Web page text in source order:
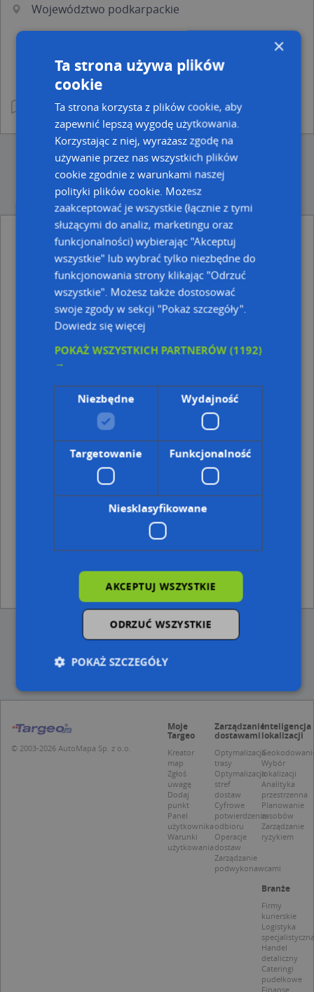
Województwo podkarpackie
Adresy w pobliżu
Przemyśl, Mogilnickiego Jana, ks. 15, Ulica (37-700)
Przemyśl, 6 Pomorskiej Dywizji Piechoty 7, Ulica (37-700)
(→ 98 m)
Przemyśl, Mogilnickiego Jana, ks. 46, Ulica (37-700)
Przemyśl, Mogilnickiego Jana, ks. 44, Ulica (37-700) (→ 146
Przemyśl, Lwowska 54a, Ulica (37-700) (→ 216 m)
Przemyśl, Lwowska 44a, Ulica (37-700) (→ 223 m)
Przemyśl, Lwowska 44, Ulica (37-700)
(→ 229 m)
Przemyśl, Lwowska 54, Ulica (37-700)
(→ 231 m)
Przemyśl, Lwowska 50, Ulica (37-700) (→ 235 m)
Przemyśl, Lwowska 58, Ulica (37-700) (→ 243 m)
Ulice w pobliżu
Przemyśl, Orna, Ulica (37-700)
Przemyśl, Nowa, Ulica (37-700)
Najbliższe obszary kodów pocztowych
Kod pocztowy 37-700
© 2003-2026 AutoMapa Sp. z o.o.
Moje
Targeo
Kreator
map
Zgłoś
uwagę
Dodaj
punkt
Panel
użytkownika
Warunki
użytkowania
Zarządzanie
dostawami
Optymalizacja
trasy
Optymalizacja
stref
dostaw
Cyfrowe
potwierdzenie
odbioru
Operacje
dostaw
Zarządzanie
podwykonawcami
Inteligencja
lokalizacji
Wybór
lokalizacji
Analityka
przestrzenna
Planowanie
zasobów
Zarządzanie
ryzykiem
Branże
Firmy
kurierskie
Logistyka
specjalistyczna
Handel
detaliczny
Cateringi
pudełkowe
Finanse
×
Ta strona używa plików
cookie
Ta strona korzysta z plików cookie, aby
zapewnić lepszą wygodę użytkowania.
Korzystając z niej, wyrażasz zgodę na
używanie przez nas wszystkich plików
cookie zgodnie z warunkami naszej
polityki plików cookie. Możesz
zaakceptować je wszystkie (łącznie z tymi
służącymi do analiz, marketingu oraz
funkcjonalności) wybierając "Akceptuj
wszystkie" lub wybrać tylko niezbędne do
funkcjonowania strony klikając "Odrzuć
wszystkie". Możesz także dostosować
swoje zgody w sekcji "Pokaż szczegóły".
Dowiedz się więcej
POKAŻ WSZYSTKICH PARTNERÓW(1192)
→
Niezbędne Wydajność
Targetowanie Funkcjonalność
Niesklasyfikowane
AKCEPTUJ WSZYSTKIE
ODRZUĆ WSZYSTKIE
POKAŻ SZCZEGÓŁY
Niesklasyfikowane
Niezbędne pliki cookie umożliwiają korzystanie z
podstawowych funkcji strony internetowej, takich
jak logowanie użytkownika i zarządzanie kontem.
Bez niezbędnych plików cookie nie można
prawidłowo korzystać ze strony internetowej.
Provider/
Domena
Okres
przechowywania
Sesja
1 rok 1 miesiąc